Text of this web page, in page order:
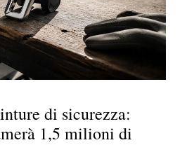
di sicurezza:
1,5 milioni di